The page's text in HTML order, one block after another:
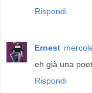
Rispondi
Ernest
eh già una
Rispondi